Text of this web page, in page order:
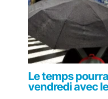
Le temps
vendredi avec